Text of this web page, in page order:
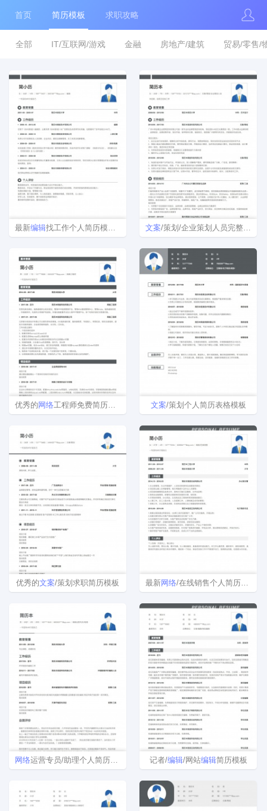
首页 简历模板 求职攻略
全部 IT/互联网/游戏 金融 房地产/建筑 贸易/零售/
最新编辑找工作个人简历模板下载 文案/策划/企业策划人员完整个人简历样本
优秀的 网络工程师免费简历模板 文案/策划个人简历表格模板
优秀的文案/策划求职简历模板 最新 网络/在线销售个人简历模板下载
网络运营专员/助理个人简历模板下载 记者/编辑/网站编辑简历模板